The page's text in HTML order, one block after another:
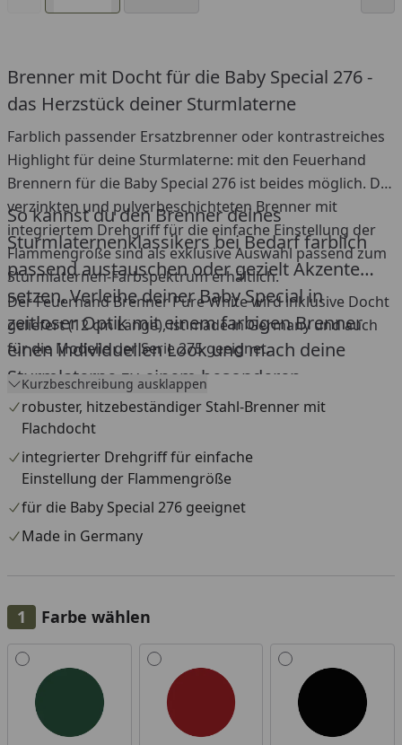
Brenner mit Docht für die Baby Special 276 -
das Herzstück deiner Sturmlaterne
Farblich passender Ersatzbrenner oder kontrastreiches
Highlight für deine Sturmlaterne: mit den Feuerhand
Brennern für die Baby Special 276 ist beides möglich. Die
verzinkten und pulverbeschichteten Brenner mit
integriertem Drehgriff für die einfache Einstellung der
Flammengröße sind als exklusive Auswahl passend zum
Sturmlaternen-Farbspektrum erhältlich.
So kannst du den Brenner deines
Sturmlaternenklassikers bei Bedarf farblich
passend austauschen oder gezielt Akzente
setzen. Verleihe deiner Baby Special in
zeitloser Optik mit einem farbigen Brenner
einen individuellen Look und mach deine
Sturmlaterne zu einem besonderen
Einzelstück.
Der Feuerhand Brenner Pure White wird inklusive Docht
geliefert (12 cm Länge), ist made in Germany und auch
für die Modelle der Serie 275 geeignet.
Kurzbeschreibung ausklappen
robuster, hitzebeständiger Stahl-Brenner mit
Flachdocht
integrierter Drehgriff für einfache
Einstellung der Flammengröße
für die Baby Special 276 geeignet
Made in Germany
Farbe wählen
Alle anzeigen (7)